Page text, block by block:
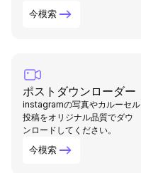
今模索
ポストダウンローダー
instagramの写真やカルーセル
投稿をオリジナル品質でダウ
ンロードしてください。
今模索